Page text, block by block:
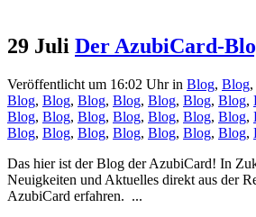
29 Juli Der AzubiCard-
Veröffentlicht um 16:02 Uhrin Blog, Blog,
Blog, Blog, Blog, Blog, Blog, Blog, Blog,
Blog, Blog, Blog, Blog, Blog, Blog, Blog,
Blog, Blog, Blog, Blog, Blog, Blog, Blog,
Das hier ist der Blog der AzubiCard! In
Neuigkeiten und Aktuelles direkt aus der
AzubiCard erfahren. ...